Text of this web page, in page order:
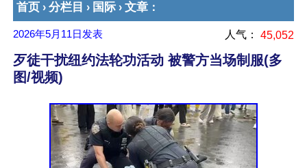
首页 › 分栏目 › 国际 › 文章 ：
2026年5月11日 发表 人气： 45,052
歹徒干扰纽约法轮功活动 被警方当场制服(多
图/视频)